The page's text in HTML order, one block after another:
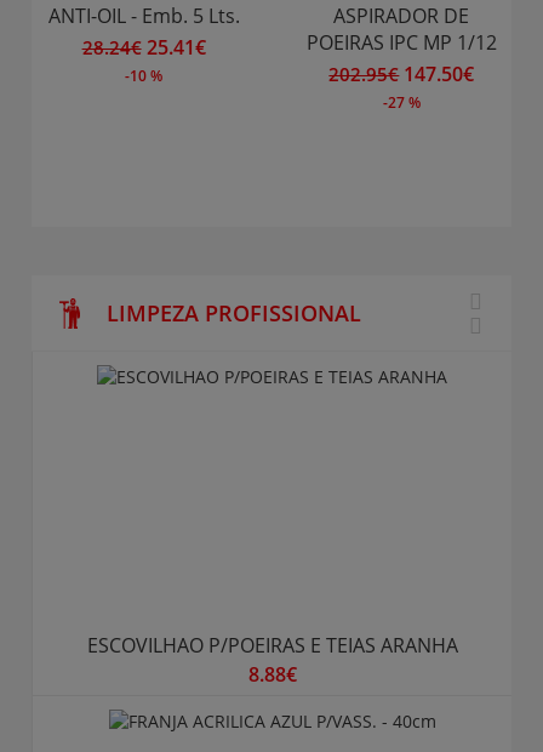
ANTI-OIL - Emb. 5 Lts.
28.24€ 25.41€
-10 %
ASPIRADOR DE
POEIRAS IPC MP 1/12
202.95€ 147.50€
-27 %
LIMPEZA PROFISSIONAL
ESCOVILHAO P/POEIRAS E TEIAS ARANHA
8.88€